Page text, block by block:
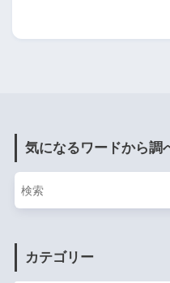
気になるワードから調
カテゴリー